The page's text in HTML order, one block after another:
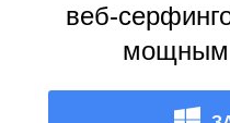
веб-
мощным